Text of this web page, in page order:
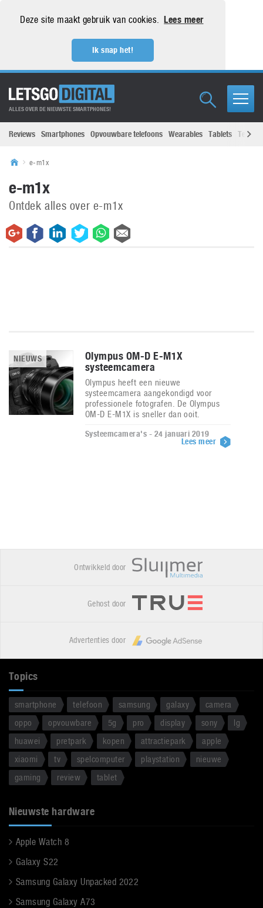
Deze site maakt gebruik van cookies. Lees meer
Ik snap het!
ALLES OVER DE NIEUWSTE SMARTPHONES!
Reviews Smartphones Opvouwbare telefoons Wearables Tablets
e-m1x
e-m1x
Ontdek alles over e-m1x
NIEUWS
Olympus OM-D E-M1X
systeemcamera
Olympus heeft een nieuwe
systeemcamera aangekondigd voor
professionele fotografen. De Olympus
OM-D E-M1X is sneller dan ooit.
Systeemcamera's - 24 januari 2019
Lees meer
Ontwikkeld door
Gehost door
Advertenties door
Topics
smartphone telefoon samsung galaxy
camera
oppo
opvouwbare 5g pro display sony
lg
huawei
pretpark kopen attractiepark
apple
xiaomi
tv spelcomputer playstation
nieuwe
gaming
review tablet
Nieuwste hardware
Apple Watch 8
Galaxy S22
Samsung Galaxy Unpacked 2022
Samsung Galaxy A73